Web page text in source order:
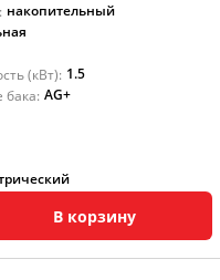
накопительный
(кВт): 1.5
бака: AG+
В корзину